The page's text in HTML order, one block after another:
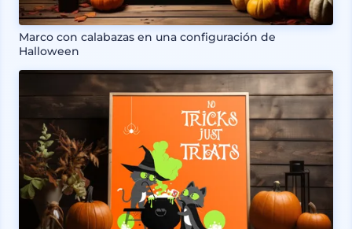
Marco con calabazas en una configuración de
Halloween